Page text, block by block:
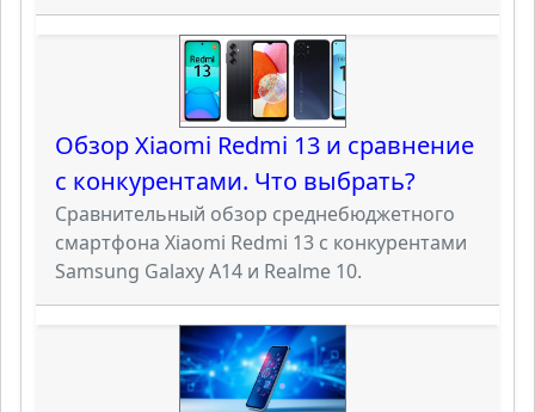
Обзор Xiaomi Redmi 13 и сравнение
с конкурентами. Что выбрать?
Сравнительный обзор среднебюджетного
смартфона Xiaomi Redmi 13 с конкурентами
Samsung Galaxy A14 и Realme 10.